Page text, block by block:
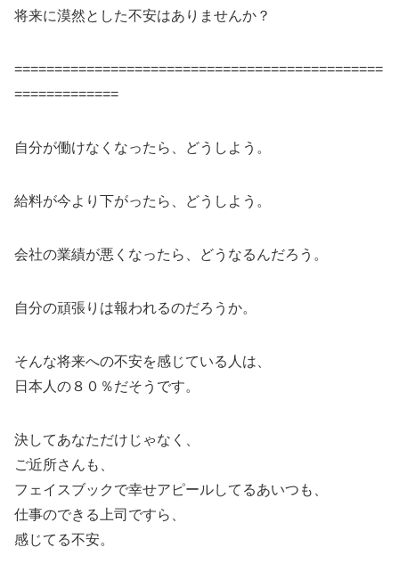
将来に漠然とした不安はありませんか？
==============================================
=============
自分が働けなくなったら、どうしよう。
給料が今より下がったら、どうしよう。
会社の業績が悪くなったら、どうなるんだろう。
自分の頑張りは報われるのだろうか。
そんな将来への不安を感じている人は、
日本人の８０％だそうです。
決してあなただけじゃなく、
ご近所さんも、
フェイスブックで幸せアピールしてるあいつも、
仕事のできる上司ですら、
感じてる不安。